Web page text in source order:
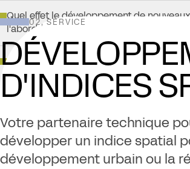
Quel effet le développement de
l'abordabilité du logement ?
Comment la demande de pointe en
l'adoption des véhicules électriques ?
02, SERVICE
D'INDICES
Votre partenaire technique
développer un indice spatial
développement urbain ou la